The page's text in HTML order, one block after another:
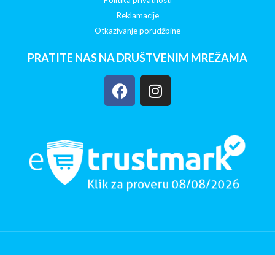
Reklamacije
Otkazivanje porudžbine
PRATITE NAS NA DRUŠTVENIM MREŽAMA